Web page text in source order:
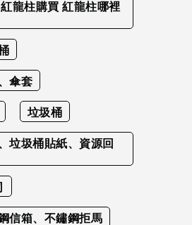
龍柱購買 紅龍柱哪裡
傘套
垃圾桶
垃圾桶貼紙、資源回
信箱、不鏽鋼拒馬